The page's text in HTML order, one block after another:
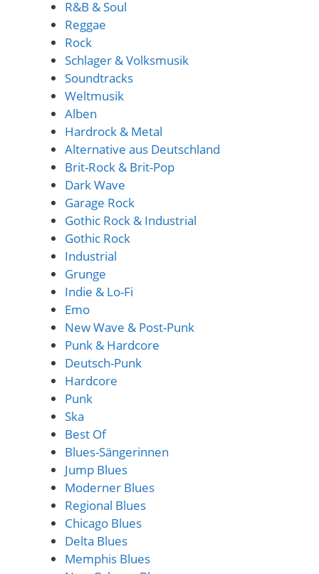
R&B & Soul
Reggae
Rock
Schlager & Volksmusik
Soundtracks
Weltmusik
Alben
Hardrock & Metal
Alternative aus Deutschland
Brit-Rock & Brit-Pop
Dark Wave
Garage Rock
Gothic Rock & Industrial
Gothic Rock
Industrial
Grunge
Indie & Lo-Fi
Emo
New Wave & Post-Punk
Punk & Hardcore
Deutsch-Punk
Hardcore
Punk
Ska
Best Of
Blues-Sängerinnen
Jump Blues
Moderner Blues
Regional Blues
Chicago Blues
Delta Blues
Memphis Blues